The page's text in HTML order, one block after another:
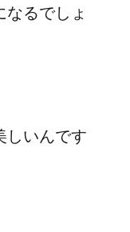
るでしょ
しいんです